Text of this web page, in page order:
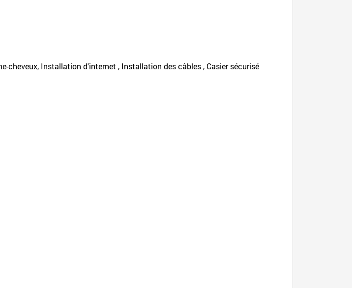
cheveux, Installation d'internet , Installation des câbles , Casier sécurisé